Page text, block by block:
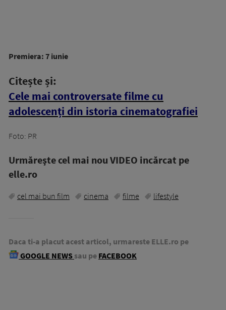
Premiera: 7 iunie
Citește și:
Cele mai controversate filme cu
adolescenți din istoria cinematografiei
Foto: PR
Urmăreşte cel mai nou VIDEO incărcat pe
elle.ro
cel mai bun film cinema filme lifestyle
Daca ti-a placut acest articol, urmareste ELLE.ro pe
GOOGLE NEWS sau pe FACEBOOK